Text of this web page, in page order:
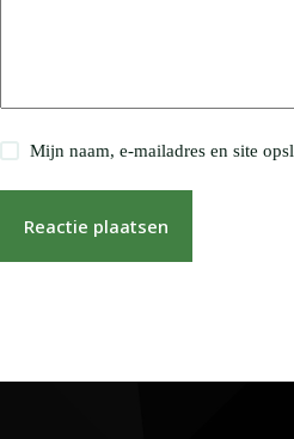
Mijn naam, e-mailadres en site
Reactie plaatsen